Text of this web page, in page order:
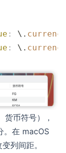
: \.
: \.
币符号），
。在 macOS
列间距。